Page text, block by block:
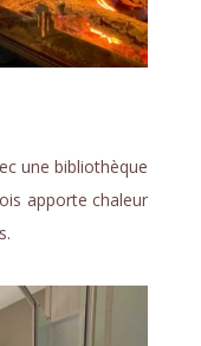
une bibliothèque
apporte chaleur